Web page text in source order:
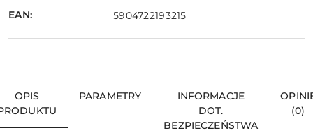
EAN: 5904722193215
OPIS
PARAMETRY
INFORMACJE
DOT.
BEZPIECZEŃSTWA
(0)